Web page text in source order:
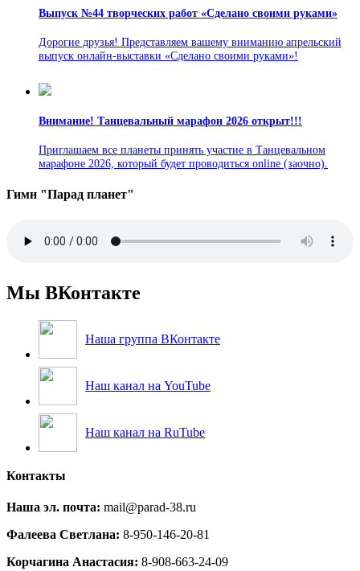
Выпуск №44 творческих работ «Сделано своими руками»
Дорогие друзья! Представляем вашему вниманию апрельский
выпуск онлайн-выставки «Сделано своими руками»!
Внимание! Танцевальный марафон 2026 открыт!!!
Приглашаем все планеты принять участие в Танцевальном
марафоне 2026, который будет проводиться online (заочно).
Гимн "Парад планет"
Мы ВКонтакте
Наша группа ВКонтакте
Наш канал на YouTube
Наш канал на RuTube
Контакты
Наша эл. почта: mail@parad-38.ru
Фалеева Светлана: 8-950-146-20-81
Корчагина Анастасия: 8-908-663-24-09